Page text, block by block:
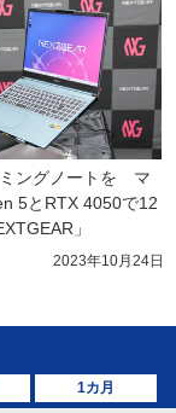
ングノートを　マ
5とRTX 4050で12
」
2023年10月24日
1カ月